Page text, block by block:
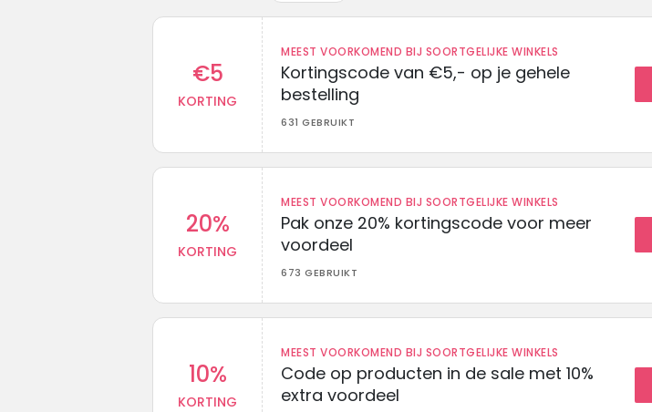
€5
KORTING
MEEST VOORKOMEND BIJ SOORTGELIJKE WINKELS
Kortingscode van €5,- op je gehele
bestelling
631 GEBRUIKT
20%
KORTING
MEEST VOORKOMEND BIJ SOORTGELIJKE WINKELS
Pak onze 20% kortingscode voor meer
voordeel
673 GEBRUIKT
10%
KORTING
MEEST VOORKOMEND BIJ SOORTGELIJKE WINKELS
Code op producten in de sale met 10%
extra voordeel